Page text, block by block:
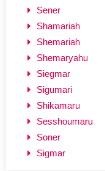
Sener
Shamariah
Shemariah
Shemaryahu
Siegmar
Sigumari
Shikamaru
Sesshoumaru
Soner
Sigmar